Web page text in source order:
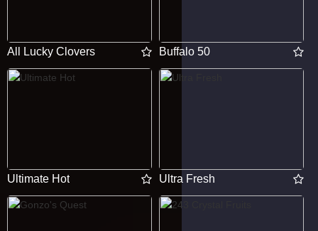
All Lucky Clovers Buffalo 50
Ultimate Hot Ultra Fresh